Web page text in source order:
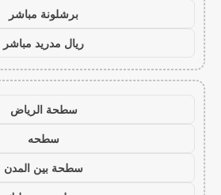
برشلونة مباشر
ريال مدريد مباشر
سطحة الرياض
سطحه
سطحة بين المدن